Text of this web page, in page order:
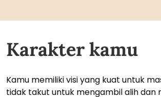
Karakter kamu
Kamu memiliki visi yang kuat untuk
tidak takut untuk mengambil alih dan